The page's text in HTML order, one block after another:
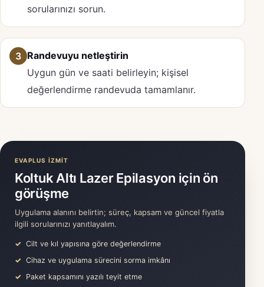
sorularınızı sorun.
3 Randevuyu netleştirin
Uygun gün ve saati belirleyin; kişisel
değerlendirme randevuda tamamlanır.
EVAPLUS İZMİT
Koltuk Altı Lazer Epilasyon için ön
görüşme
Uygulama alanını belirtin; süreç, kapsam ve güncel fiyatla
ilgili sorularınızı yanıtlayalım.
Cilt ve kıl yapısına göre değerlendirme
Cihaz ve uygulama sürecini sorma imkânı
Paket kapsamını yazılı teyit etme